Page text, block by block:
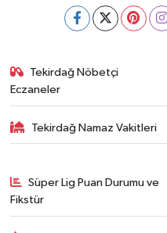
Tekirdağ Nöbetçi
Eczaneler
Tekirdağ Namaz Vakitleri
Süper Lig Puan Durumu ve
Fikstür